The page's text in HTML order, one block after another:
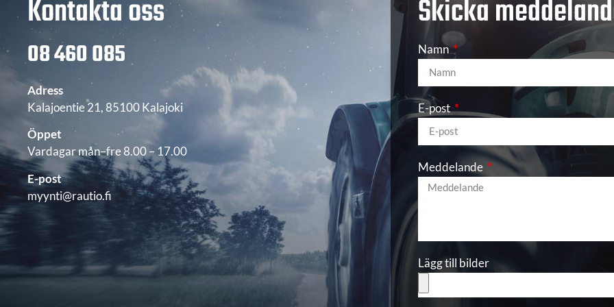
Kontakta oss
08 460 085
Adress
Kalajoentie 21, 85100 Kalajoki
Öppet
Vardagar mån–fre 8.00 – 17.00
E-post
myynti@rautio.fi
Skicka
Namn
E-post
Meddelande
Lägg till bilder